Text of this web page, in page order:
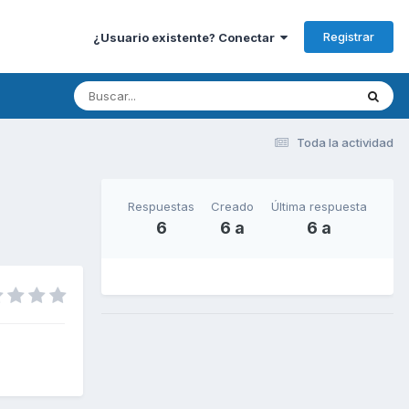
¿Usuario existente? Conectar Registrar
Toda la actividad
Respuestas
6
Creado
6 a
Última respuesta
6 a